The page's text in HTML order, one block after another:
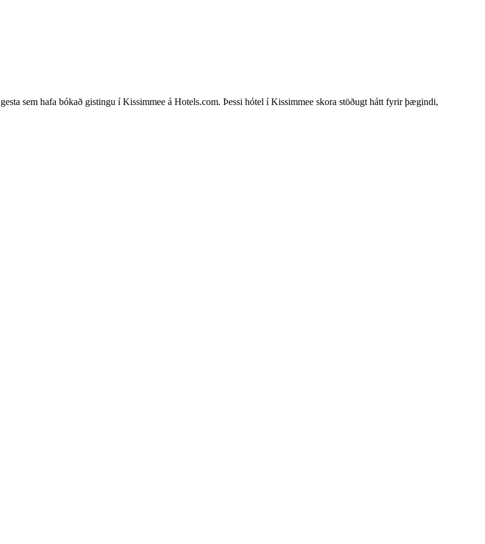
sem hafa bókað gistingu í Kissimmee á Hotels.com. Þessi hótel í Kissimmee skora stöðugt hátt fyrir þægindi,